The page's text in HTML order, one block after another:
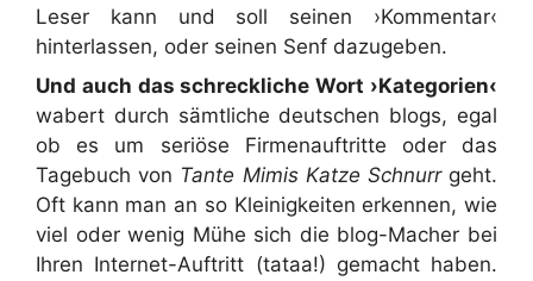
Leser kann und soll seinen ›Kommentar‹
hinterlassen, oder seinen Senf dazugeben.
Und auch das schreckliche Wort ›Kategorien‹
wabert durch sämtliche deutschen blogs, egal
ob es um seriöse Firmenauftritte oder das
Tagebuch von Tante Mimis Katze Schnurrgeht.
Oft kann man an so Kleinigkeiten erkennen, wie
viel oder wenig Mühe sich die blog-Macher bei
Ihren Internet-Auftritt (tataa!) gemacht haben.